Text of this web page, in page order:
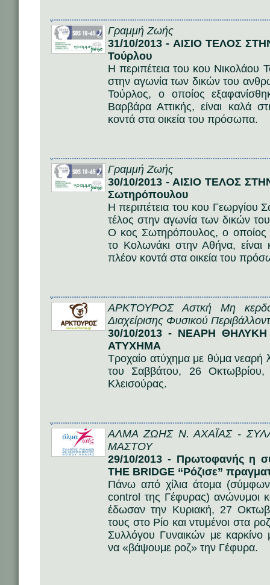
Γραμμή Ζωής
31/10/2013 - ΑΙΣΙΟ ΤΕΛΟΣ
Τούρλου
Η περιπέτεια του κου Νικολάου
στην αγωνία των δικών του
Τούρλος, ο οποίος
Βαρβάρα Αττικής, είναι καλά
κοντά στα οικεία του πρόσωπα.
Γραμμή Ζωής
30/10/2013 - ΑΙΣΙΟ ΤΕΛΟΣ
Σωτηρόπουλου
Η περιπέτεια του κου Γεωργίου
τέλος στην αγωνία των δικών
Ο κος Σωτηρόπουλος, ο οποίος
το Κολωνάκι στην Αθήνα, είναι
πλέον κοντά στα οικεία του
ΑΡΚΤΟΥΡΟΣ Αστκή Μη
Διαχείρισης Φυσικού
30/10/2013 - ΝΕΑΡΗ
ΑΤΥΧΗΜΑ
Τροχαίο ατύχημα με θύμα νεαρή
του Σαββάτου, 26 Οκτωβρίου,
Κλεισούρας.
ΑΛΜΑ ΖΩΗΣ Ν. ΑΧΑΪΑΣ -
ΜΑΣΤΟΥ
29/10/2013 - Πρωτοφανής η
THE BRIDGE “Ρόζισε”
Πάνω από χίλια άτομα
control της Γέφυρας) ανώνυμοι
έδωσαν την Κυριακή, 27
τους στο Ρίο και ντυμένοι στα
Συλλόγου Γυναικών με
να «βάψουμε ροζ» την Γέφυρα.